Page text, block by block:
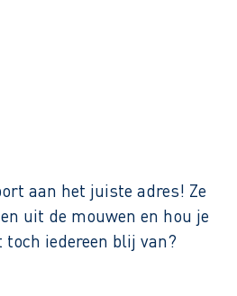
aan het juiste adres! Ze
uit de mouwen en hou je
iedereen blij van?